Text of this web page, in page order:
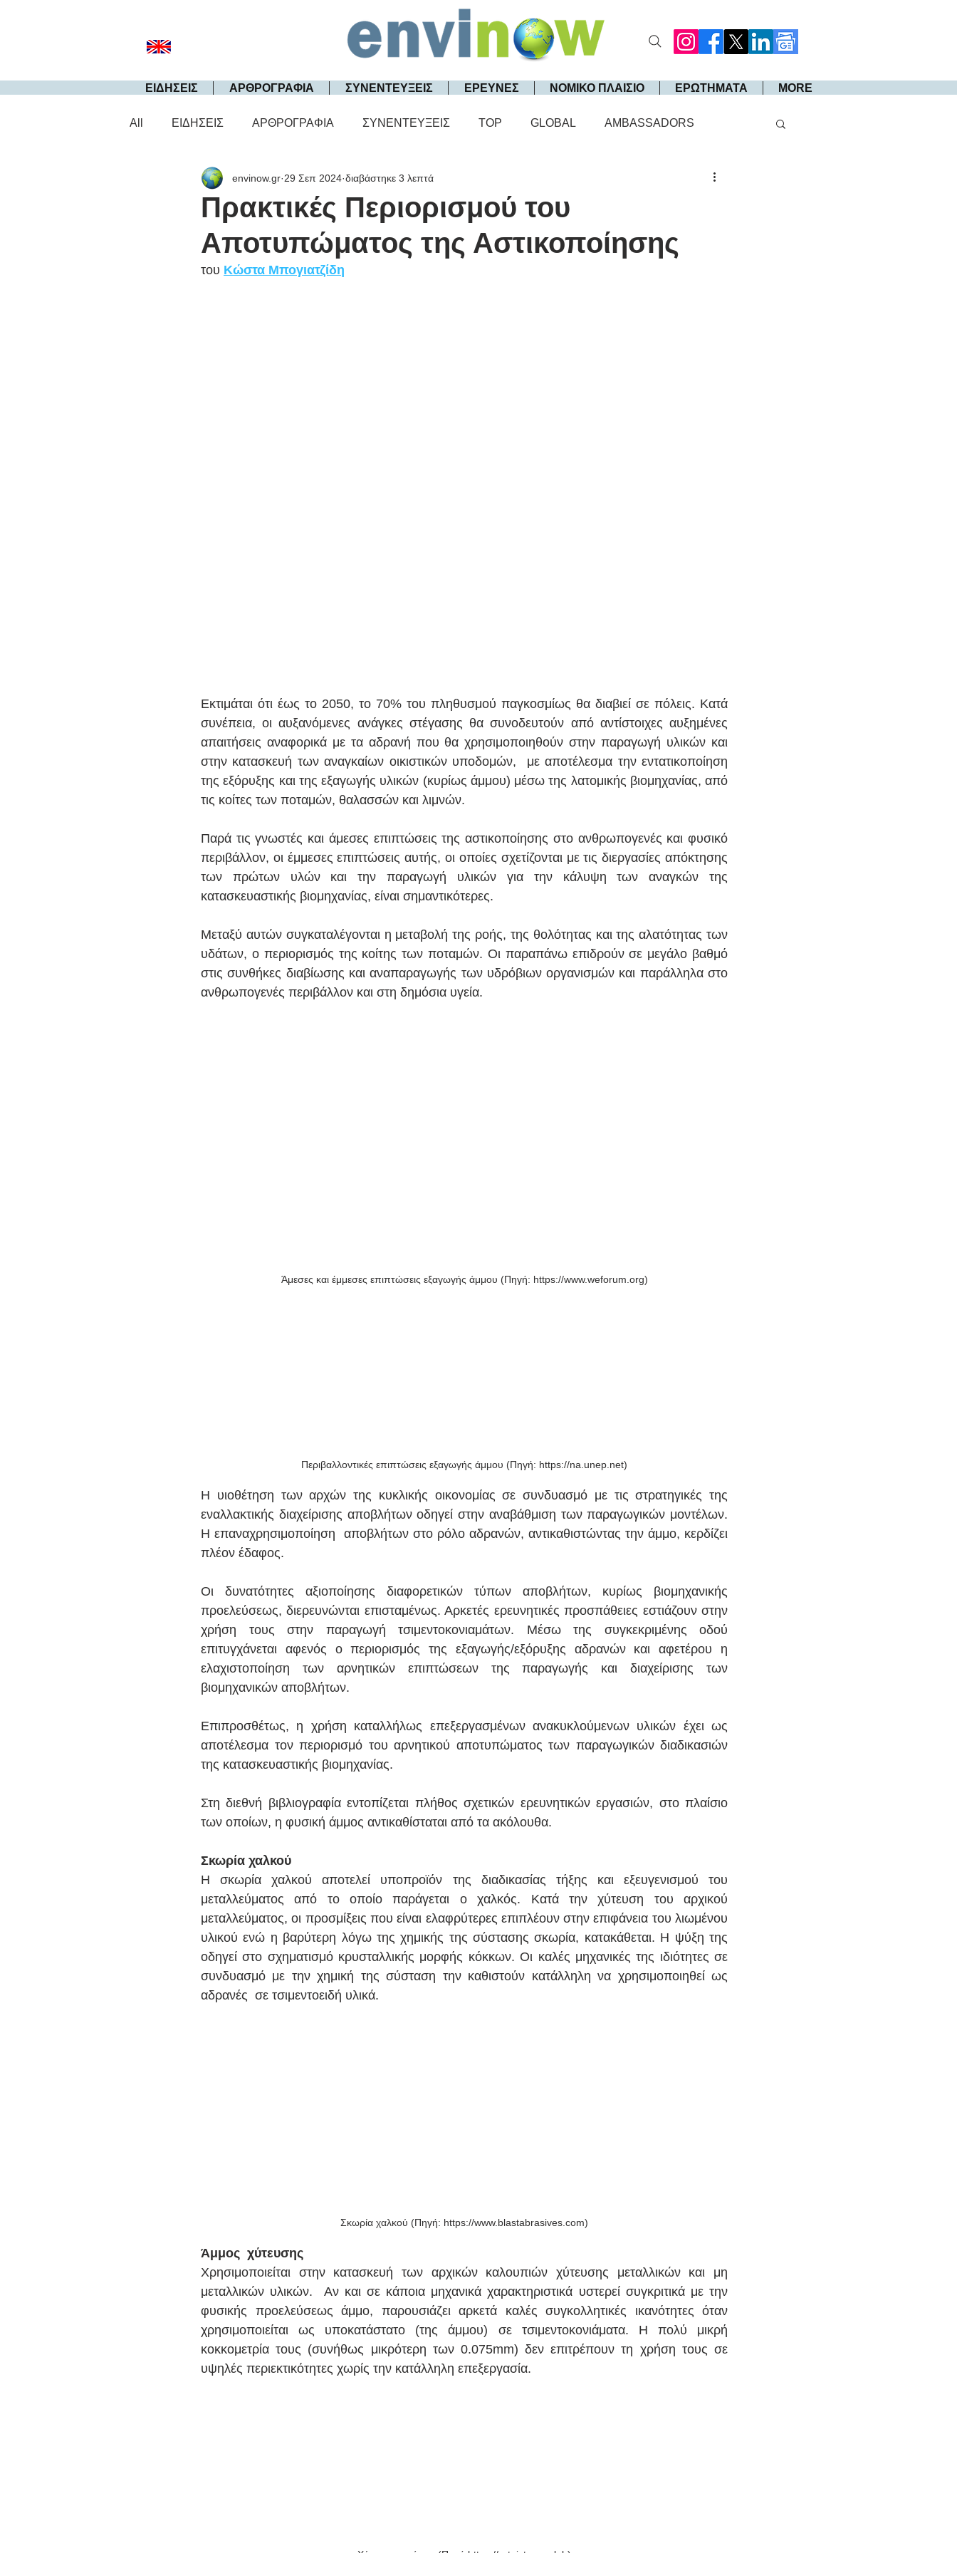
ΕΙΔΗΣΕΙΣ ΑΡΘΡΟΓΡΑΦΙΑ ΣΥΝΕΝΤΕΥΞΕΙΣ ΕΡΕΥΝΕΣ ΝΟΜΙΚΟ ΠΛΑΙΣΙΟ ΕΡΩΤΗΜΑΤΑ MORE
All ΕΙΔΗΣΕΙΣ ΑΡΘΡΟΓΡΑΦΙΑ ΣΥΝΕΝΤΕΥΞΕΙΣ TOP GLOBAL AMBASSADORS
Πρακτικές Περιορισμού του
Αποτυπώματος της Αστικοποίησης
envinow.gr 29 Σεπ 2024 διαβάστηκε 3 λεπτά
του Κώστα Μπογιατζίδη
Εκτιμάται ότι έως το 2050, το 70% του πληθυσμού παγκοσμίως θα διαβιεί σε πόλεις. Κατά
συνέπεια, οι αυξανόμενες ανάγκες στέγασης θα συνοδευτούν από αντίστοιχες αυξημένες
απαιτήσεις αναφορικά με τα αδρανή που θα χρησιμοποιηθούν στην παραγωγή υλικών και
στην κατασκευή των αναγκαίων οικιστικών υποδομών,  με αποτέλεσμα την εντατικοποίηση
της εξόρυξης και της εξαγωγής υλικών (κυρίως άμμου) μέσω της λατομικής βιομηχανίας, από
τις κοίτες των ποταμών, θαλασσών και λιμνών.
Παρά τις γνωστές και άμεσες επιπτώσεις της αστικοποίησης στο ανθρωπογενές και φυσικό
περιβάλλον, οι έμμεσες επιπτώσεις αυτής, οι οποίες σχετίζονται με τις διεργασίες απόκτησης
των πρώτων υλών και την παραγωγή υλικών για την κάλυψη των αναγκών της
κατασκευαστικής βιομηχανίας, είναι σημαντικότερες.
Μεταξύ αυτών συγκαταλέγονται η μεταβολή της ροής, της θολότητας και της αλατότητας των
υδάτων, ο περιορισμός της κοίτης των ποταμών. Οι παραπάνω επιδρούν σε μεγάλο βαθμό
στις συνθήκες διαβίωσης και αναπαραγωγής των υδρόβιων οργανισμών και παράλληλα στο
ανθρωπογενές περιβάλλον και στη δημόσια υγεία.
Άμεσες και έμμεσες επιπτώσεις εξαγωγής άμμου (Πηγή: https://www.weforum.org)
Περιβαλλοντικές επιπτώσεις εξαγωγής άμμου (Πηγή: https://na.unep.net)
Η υιοθέτηση των αρχών της κυκλικής οικονομίας σε συνδυασμό με τις στρατηγικές της
εναλλακτικής διαχείρισης αποβλήτων οδηγεί στην αναβάθμιση των παραγωγικών μοντέλων.
Η επαναχρησιμοποίηση  αποβλήτων στο ρόλο αδρανών, αντικαθιστώντας την άμμο, κερδίζει
πλέον έδαφος.
Οι δυνατότητες αξιοποίησης διαφορετικών τύπων αποβλήτων, κυρίως βιομηχανικής
προελεύσεως, διερευνώνται επισταμένως. Αρκετές ερευνητικές προσπάθειες εστιάζουν στην
χρήση τους στην παραγωγή τσιμεντοκονιαμάτων. Μέσω της συγκεκριμένης οδού
επιτυγχάνεται αφενός ο περιορισμός της εξαγωγής/εξόρυξης αδρανών και αφετέρου η
ελαχιστοποίηση των αρνητικών επιπτώσεων της παραγωγής και διαχείρισης των
βιομηχανικών αποβλήτων.
Επιπροσθέτως, η χρήση καταλλήλως επεξεργασμένων ανακυκλούμενων υλικών έχει ως
αποτέλεσμα τον περιορισμό του αρνητικού αποτυπώματος των παραγωγικών διαδικασιών
της κατασκευαστικής βιομηχανίας.
Στη διεθνή βιβλιογραφία εντοπίζεται πλήθος σχετικών ερευνητικών εργασιών, στο πλαίσιο
των οποίων, η φυσική άμμος αντικαθίσταται από τα ακόλουθα.
Σκωρία χαλκού
Η σκωρία χαλκού αποτελεί υποπροϊόν της διαδικασίας τήξης και εξευγενισμού του
μεταλλεύματος από το οποίο παράγεται ο χαλκός. Κατά την χύτευση του αρχικού
μεταλλεύματος, οι προσμίξεις που είναι ελαφρύτερες επιπλέουν στην επιφάνεια του λιωμένου
υλικού ενώ η βαρύτερη λόγω της χημικής της σύστασης σκωρία, κατακάθεται. Η ψύξη της
οδηγεί στο σχηματισμό κρυσταλλικής μορφής κόκκων. Οι καλές μηχανικές της ιδιότητες σε
συνδυασμό με την χημική της σύσταση την καθιστούν κατάλληλη να χρησιμοποιηθεί ως
αδρανές  σε τσιμεντοειδή υλικά.
Σκωρία χαλκού (Πηγή: https://www.blastabrasives.com)
Άμμος  χύτευσης
Χρησιμοποιείται στην κατασκευή των αρχικών καλουπιών χύτευσης μεταλλικών και μη
μεταλλικών υλικών.  Αν και σε κάποια μηχανικά χαρακτηριστικά υστερεί συγκριτικά με την
φυσικής προελεύσεως άμμο, παρουσιάζει αρκετά καλές συγκολλητικές ικανότητες όταν
χρησιμοποιείται ως υποκατάστατο (της άμμου) σε τσιμεντοκονιάματα. Η πολύ μικρή
κοκκομετρία τους (συνήθως μικρότερη των 0.075mm) δεν επιτρέπουν τη χρήση τους σε
υψηλές περιεκτικότητες χωρίς την κατάλληλη επεξεργασία.